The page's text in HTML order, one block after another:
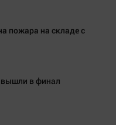
пожара на складе с
в финал